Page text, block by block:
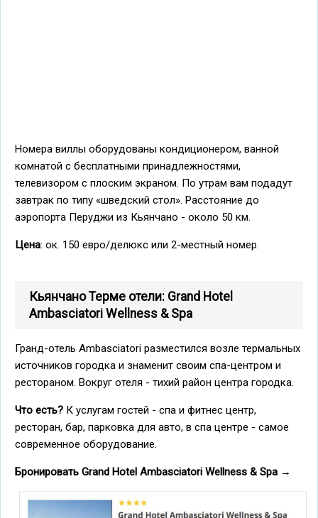
Номера виллы оборудованы кондиционером, ванной
комнатой с бесплатными принадлежностями,
телевизором с плоским экраном. По утрам вам подадут
завтрак по типу «шведский стол». Расстояние до
аэропорта Перуджи из Кьянчано - около 50 км.
Цена: ок. 150 евро/делюкс или 2-местный номер.
Кьянчано Терме отели: Grand Hotel
Ambasciatori Wellness & Spa
Гранд-отель Ambasciatori разместился возле термальных
источников городка и знаменит своим спа-центром и
рестораном. Вокруг отеля - тихий район центра городка.
Что есть? К услугам гостей - спа и фитнес центр,
ресторан, бар, парковка для авто, в спа центре - самое
современное оборудование.
Бронировать Grand Hotel Ambasciatori Wellness & Spa →